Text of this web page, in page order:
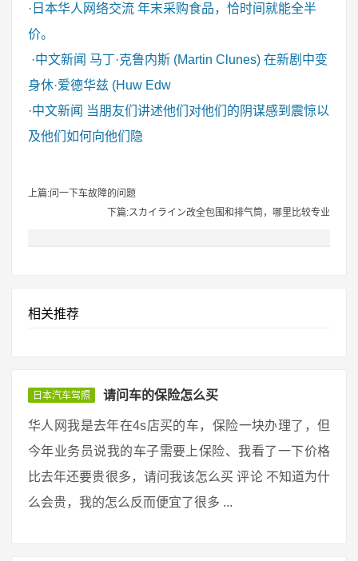
· 日本华人网络交流 年末采购食品，恰时间就能全半
价。
·中文新闻 马丁·克鲁内斯 (Martin Clunes) 在新剧中变
身休·爱德华兹 (Huw Edw
·中文新闻 当朋友们讲述他们对他们的阴谋感到震惊以
及他们如何向他们隐
上篇:问一下车故障的问题
下篇:スカイライン改全包围和排气筒，哪里比较专业
相关推荐
日本汽车驾照 请问车的保险怎么买
华人网我是去年在4s店买的车，保险一块办理了，但
今年业务员说我的车子需要上保险、我看了一下价格
比去年还要贵很多，请问我该怎么买 评论 不知道为什
么会贵，我的怎么反而便宜了很多 ...